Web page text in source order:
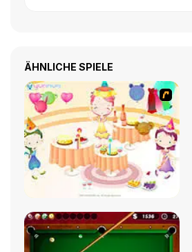
ÄHNLICHE SPIELE